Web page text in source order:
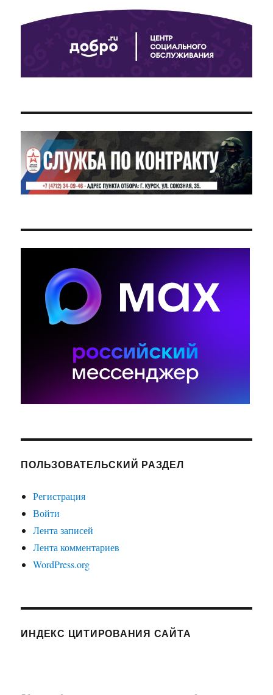
ПОЛЬЗОВАТЕЛЬСКИЙ РАЗДЕЛ
Регистрация
Войти
Лента записей
Лента комментариев
WordPress.org
ИНДЕКС ЦИТИРОВАНИЯ САЙТА